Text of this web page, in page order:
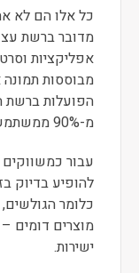
כל אלו הם לא
מדובר ברשת
אפליקציות
מבוססות תמונה
הפועלות ברשת
מ-90% ממשתמשי האינטרנט ברחבי העולם.
עבור כמשווקים
להופיע בדיוק
כלומר
מוצרים
ישירות.